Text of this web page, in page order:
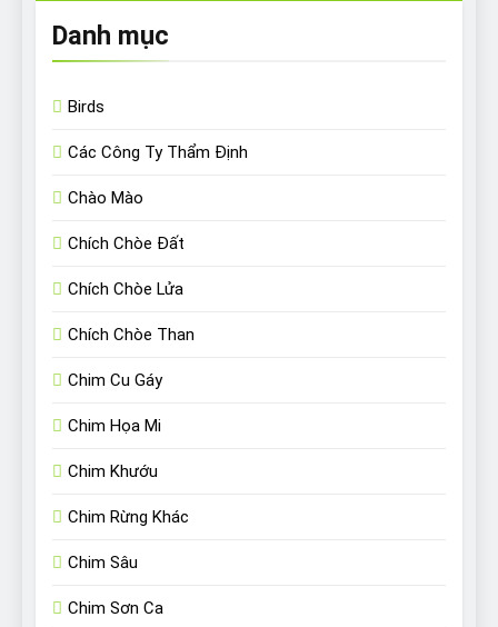
Danh mục
Birds
Các Công Ty Thẩm Định
Chào Mào
Chích Chòe Đất
Chích Chòe Lửa
Chích Chòe Than
Chim Cu Gáy
Chim Họa Mi
Chim Khướu
Chim Rừng Khác
Chim Sâu
Chim Sơn Ca